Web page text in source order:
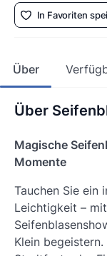
In Favoriten
Über
Über
Magische
Momente
Tauchen Sie ein
Leichtigkeit –
Klein